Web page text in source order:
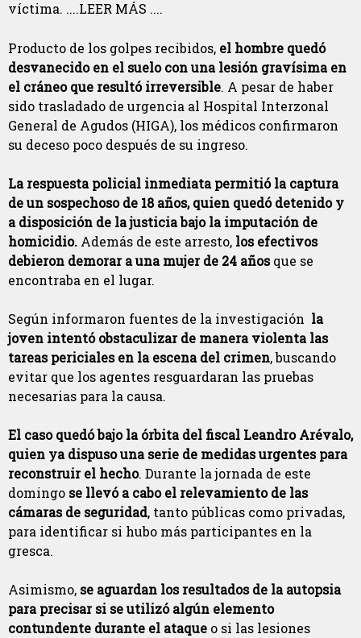
víctima. ....LEER MÁS ....
Producto de los golpes recibidos, el hombre quedó
desvanecido en el suelo con una lesión gravísima en
el cráneo que resultó irreversible. A pesar de haber
sido trasladado de urgencia al Hospital Interzonal
General de Agudos (HIGA), los médicos confirmaron
su deceso poco después de su ingreso.
La respuesta policial inmediata permitió la captura
de un sospechoso de 18 años, quien quedó detenido y
a disposición de la justicia bajo la imputación de
homicidio. Además de este arresto, los efectivos
debieron demorar a una mujer de 24 añosque se
encontraba en el lugar.
Según informaron fuentes de la investigación la
joven intentó obstaculizar de manera violenta las
tareas periciales en la escena del crimen, buscando
evitar que los agentes resguardaran las pruebas
necesarias para la causa.
El caso quedó bajo la órbita del fiscal Leandro Arévalo,
quien ya dispuso una serie de medidas urgentes para
reconstruir el hecho. Durante la jornada de este
domingo se llevó a cabo el relevamiento de las
cámaras de seguridad, tanto públicas como privadas,
para identificar si hubo más participantes en la
gresca.
Asimismo, se aguardan los resultados de la autopsia
para precisar si se utilizó algún elemento
contundente durante el ataque o si las lesiones